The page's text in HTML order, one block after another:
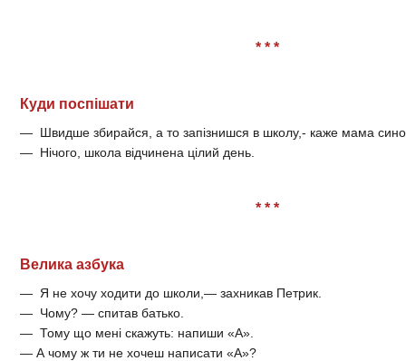
* * *
Куди поспішати
— Швидше збирайся, а то запізнишся в школу,- каже мама
— Нічого, школа відчинена цілий день.
* * *
Велика азбука
— Я не хочу ходити до школи,— захникав Петрик.
— Чому? — спитав батько.
— Тому що мені скажуть: напиши «А».
— А чому ж ти не хочеш написати «А»?